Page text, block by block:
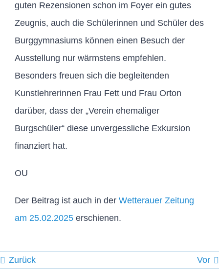
guten Rezensionen schon im Foyer ein gutes
Zeugnis, auch die Schülerinnen und Schüler des
Burggymnasiums können einen Besuch der
Ausstellung nur wärmstens empfehlen.
Besonders freuen sich die begleitenden
Kunstlehrerinnen Frau Fett und Frau Orton
darüber, dass der „Verein ehemaliger
Burgschüler“ diese unvergessliche Exkursion
finanziert hat.
OU
Der Beitrag ist auch in der Wetterauer Zeitung
am 25.02.2025erschienen.
Zurück Vor